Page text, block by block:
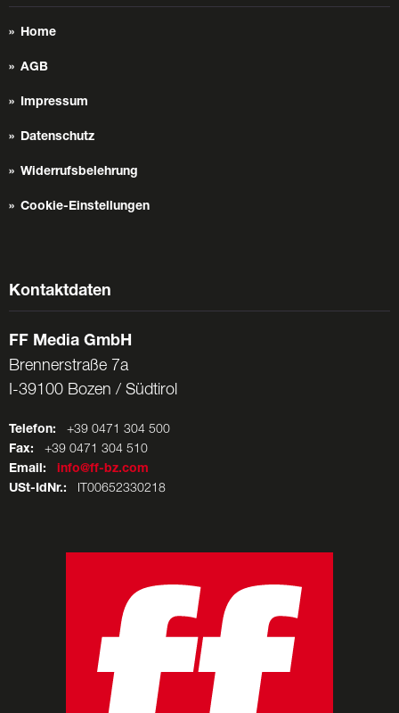
Home
AGB
Impressum
Datenschutz
Widerrufsbelehrung
Cookie-Einstellungen
Kontaktdaten
FF Media GmbH
Brennerstraße 7a
I-39100 Bozen / Südtirol
Telefon: +39 0471 304 500
Fax: +39 0471 304 510
Email:
info@ff-bz.com
USt-IdNr.: IT00652330218